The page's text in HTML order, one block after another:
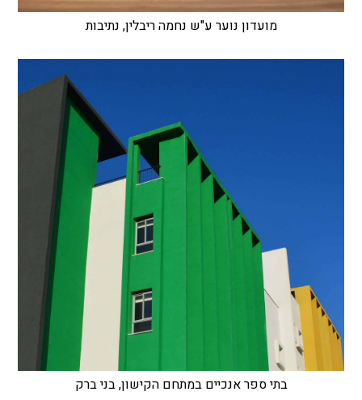
מועדון נוער ע"ש נחמה ריבלין, נתיבות
בתי ספר אנכיים במתחם הקישון, בני ברק